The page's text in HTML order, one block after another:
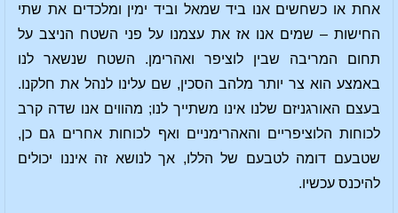
אחת או כשחשים אנו ביד שמאל וביד ימין ומלכדים את שתי
החישות – שמים אנו אז את עצמנו על פני השטח הניצב על
תחום המריבה שבין לוציפר ואהרימן. השטח שנשאר לנו
באמצע הוא צר יותר מלהב הסכין, שם עלינו לנהל את חלקנו.
בעצם האורגניזם שלנו אינו משתייך לנו; מהווים אנו שדה קרב
לכוחות הלוציפריים והאהרימניים ואף לכוחות אחרים גם כן,
שטבעם דומה לטבעם של הללו, אך לנושא זה איננו יכולים
להיכנס עכשיו.